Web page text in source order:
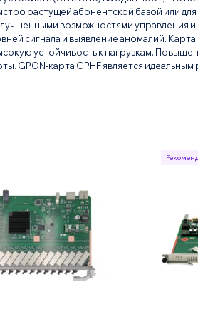
растущей абонентской базой или
возможностями управления
сигнала и выявление аномалий.
устойчивость к нагрузкам.
GPON-карта GPHF является